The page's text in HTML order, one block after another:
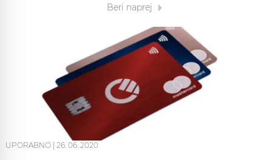
Beri naprej
UPORABNO 26. 06. 2020